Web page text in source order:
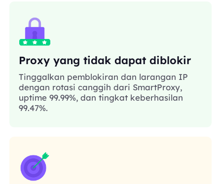
Proxy yang tidak dapat diblokir
Tinggalkan pemblokiran dan larangan IP
dengan rotasi canggih dari SmartProxy,
uptime 99.99%, dan tingkat keberhasilan
99.47%.